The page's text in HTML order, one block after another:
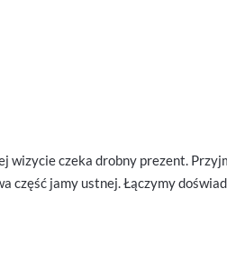
czeka drobny prezent.
jamy ustnej. Łączymy